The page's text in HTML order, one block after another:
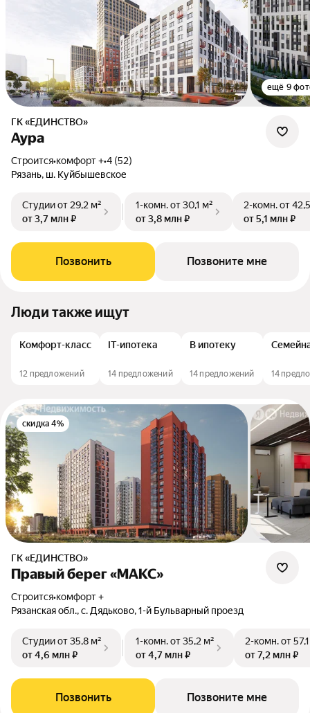
ещё 9
ГК «ЕДИНСТВО»
Аура
Строится•комфорт +•4 (52)
Рязань, ш. Куйбышевское
Студииот 29,2 м²
от 3,7 млн ₽
1-комн.от 30,1 м²
от 3,8 млн ₽
2-комн.от
от 5,1 млн ₽
Позвонить Позвоните мне
Люди также ищут
Комфорт-класс
12 предложений
IT-ипотека
14 предложений
В ипотеку
14 предложений 14
скидка 4%
ГК «ЕДИНСТВО»
Правый берег «МАКС»
Строится•комфорт +
Рязанская обл., с. Дядьково, 1-й Бульварный проезд
Студииот 35,8 м²
от 4,6 млн ₽
1-комн.от 35,2 м²
от 4,7 млн ₽
2-комн.от
от 7,2 млн ₽
Позвонить Позвоните мне